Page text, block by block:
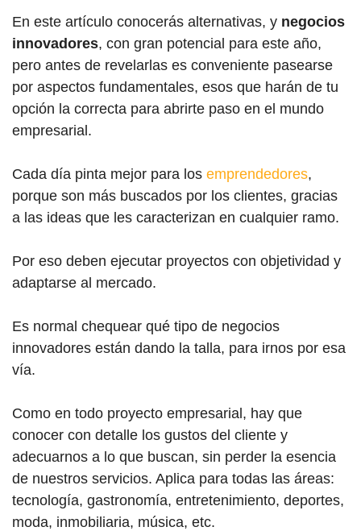
En este artículo conocerás alternativas, y negocios
innovadores, con gran potencial para este año,
pero antes de revelarlas es conveniente pasearse
por aspectos fundamentales, esos que harán de tu
opción la correcta para abrirte paso en el mundo
empresarial.
Cada día pinta mejor para los emprendedores,
porque son más buscados por los clientes, gracias
a las ideas que les caracterizan en cualquier ramo.
Por eso deben ejecutar proyectos con objetividad y
adaptarse al mercado.
Es normal chequear qué tipo de negocios
innovadores están dando la talla, para irnos por esa
vía.
Como en todo proyecto empresarial, hay que
conocer con detalle los gustos del cliente y
adecuarnos a lo que buscan, sin perder la esencia
de nuestros servicios. Aplica para todas las áreas:
tecnología, gastronomía, entretenimiento, deportes,
moda, inmobiliaria, música, etc.